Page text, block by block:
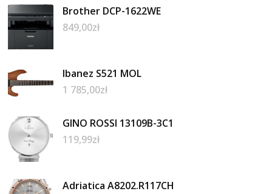
Brother DCP-1622WE
849,00zł
Ibanez S521 MOL
1 785,00zł
GINO ROSSI 13109B-3C1
119,99zł
Adriatica A8202.R117CH